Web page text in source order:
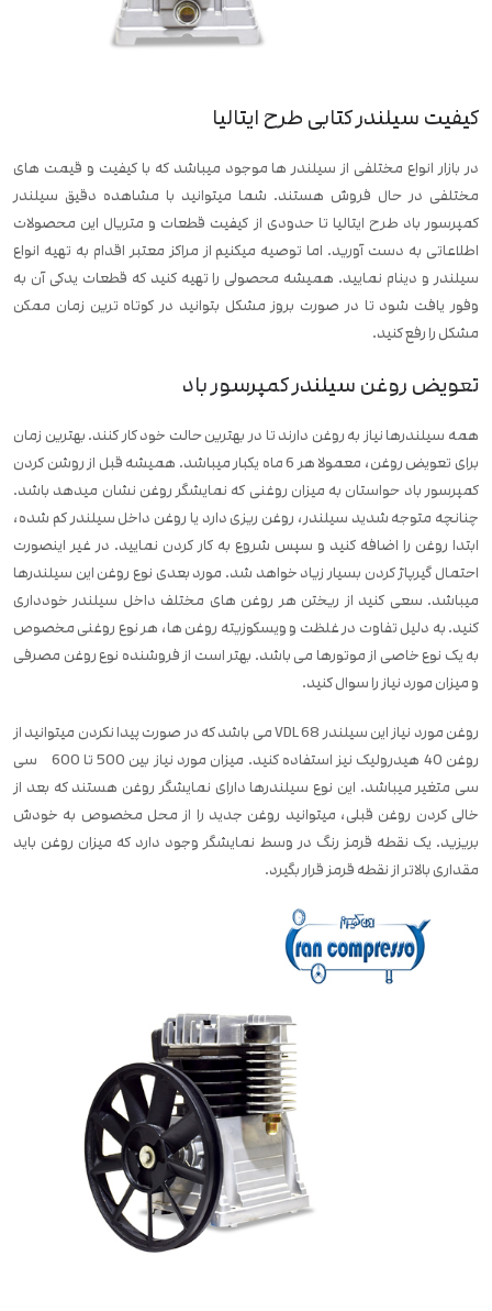
کیفیت سیلندر کتابی طرح ایتالیا
در بازار انواع مختلفی از سیلندر ها موجود میباشد که با کیفیت و قیمت های
مختلفی در حال فروش هستند. شما میتوانید با مشاهده دقیق سیلندر
کمپرسور باد طرح ایتالیا تا حدودی از کیفیت قطعات و متریال این محصولات
اطلاعاتی به دست آورید. اما توصیه میکنیم از مراکز معتبر اقدام به تهیه انواع
سیلندر و دینام نمایید. همیشه محصولی را تهیه کنید که قطعات یدکی آن به
وفور یافت شود تا در صورت بروز مشکل بتوانید در کوتاه ترین زمان ممکن
مشکل را رفع کنید.
تعویض روغن سیلندر کمپرسور باد
همه سیلندرها نیاز به روغن دارند تا در بهترین حالت خود کار کنند. بهترین زمان
برای تعویض روغن، معمولا هر 6 ماه یکبار میباشد. همیشه قبل از روشن کردن
کمپرسور باد حواستان به میزان روغنی که نمایشگر روغن نشان میدهد باشد.
چنانچه متوجه شدید سیلندر، روغن ریزی دارد یا روغن داخل سیلندر کم شده،
ابتدا روغن را اضافه کنید و سپس شروع به کار کردن نمایید. در غیر اینصورت
احتمال گیرپاژ کردن بسیار زیاد خواهد شد. مورد بعدی نوع روغن این سیلندرها
میباشد. سعی کنید از ریختن هر روغن های مختلف داخل سیلندر خودداری
کنید. به دلیل تفاوت در غلظت و ویسکوزیته روغن ها، هر نوع روغنی مخصوص
به یک نوع خاصی از موتورها می باشد. بهتر است از فروشنده نوع روغن مصرفی
و میزان مورد نیاز را سوال کنید.
روغن مورد نیاز این سیلندر VDL 68 می باشد که در صورت پیدا نکردن میتوانید از
روغن 40 هیدرولیک نیز استفاده کنید. میزان مورد نیاز بین 500 تا 600 سی
سی متغیر میباشد. این نوع سیلندرها دارای نمایشگر روغن هستند که بعد از
خالی کردن روغن قبلی، میتوانید روغن جدید را از محل مخصوص به خودش
بریزید. یک نقطه قرمز رنگ در وسط نمایشگر وجود دارد که میزان روغن باید
مقداری بالاتر از نقطه قرمز قرار بگیرد.